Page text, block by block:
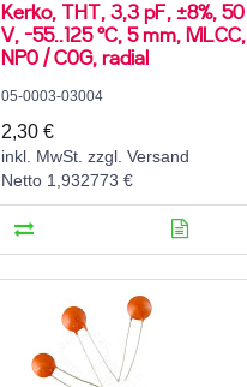
Kerko, THT, 3,3 pF, ±8%, 50
V, -55..125 °C, 5 mm, MLCC,
NP0 / C0G, radial
05-0003-03004
2,30 €
inkl. MwSt. zzgl. Versand
Netto 1,932773 €